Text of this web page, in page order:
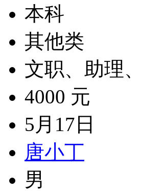
本科
其他类
文职、助理
4000 元
5月17日
唐小丁
男